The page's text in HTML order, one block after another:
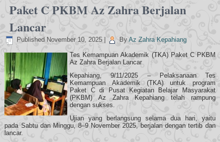
Paket C PKBM Az Zahra Berjalan
Lancar
Published November 10, 2025 By Az Zahra Kepahiang
Tes Kemampuan Akademik (TKA) Paket C PKBM
Az Zahra Berjalan Lancar
Kepahiang, 9/11/2025 – Pelaksanaan Tes
Kemampuan Akademik (TKA) untuk program
Paket C di Pusat Kegiatan Belajar Masyarakat
(PKBM) Az Zahra Kepahiang telah rampung
dengan sukses.
Ujian yang berlangsung selama dua hari, yaitu
pada Sabtu dan Minggu, 8–9 November 2025, berjalan dengan tertib dan
lancar.